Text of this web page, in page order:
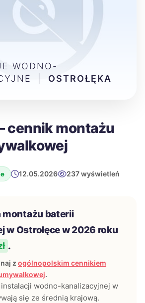
cennik montażu
12.05.2026 237 wyświetleń
montażu baterii
w Ostrołęce w 2026 roku
.
z ogólnopolskim cennikiem
.
wodno-kanalizacyjnej w
się ze średnią krajową.
WODNO-
OSTROŁĘKA